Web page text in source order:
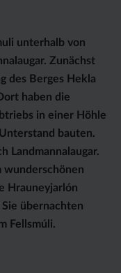
unterhalb von
Zunächst
des Berges Hekla
haben die
in einer Höhle
bauten.
Landmannalaugar.
wunderschönen
Hrauneyjarlón
übernachten
Fellsmúli.